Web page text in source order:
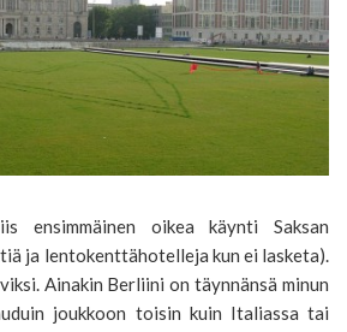
ensimmäinen oikea käynti Saksan
ja lentokenttähotelleja kun ei lasketa).
Ainakin Berliini on täynnänsä minun
joukkoon toisin kuin Italiassa tai